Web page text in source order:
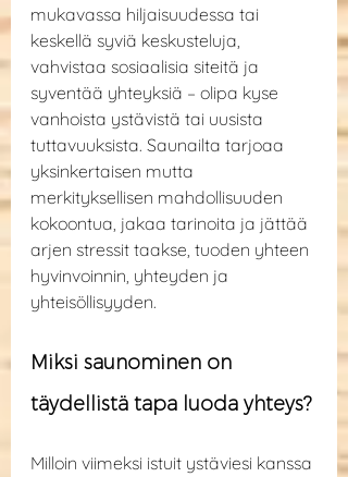
mukavassa hiljaisuudessa tai
keskellä syviä keskusteluja,
vahvistaa sosiaalisia siteitä ja
syventää yhteyksiä – olipa kyse
vanhoista ystävistä tai uusista
tuttavuuksista. Saunailta tarjoaa
yksinkertaisen mutta
merkityksellisen mahdollisuuden
kokoontua, jakaa tarinoita ja jättää
arjen stressit taakse, tuoden yhteen
hyvinvoinnin, yhteyden ja
yhteisöllisyyden.
Miksi saunominen on
täydellistä tapa luoda yhteys?
Milloin viimeksi istuit ystäviesi kanssa